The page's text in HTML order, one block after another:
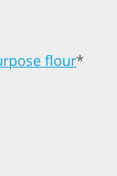
flour*